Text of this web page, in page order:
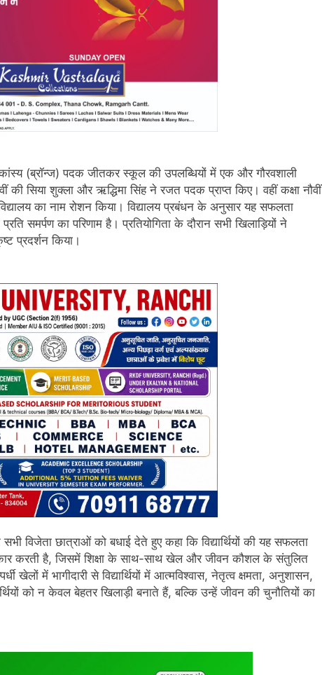
(ब्रॉन्ज) पदक जीतकर स्कूल की उपलब्धियों में एक और गौरवशाली
की सिया शुक्ला और ऋद्धिमा सिंह ने रजत पदक प्राप्त किए। वहीं कक्षा नौवीं
का नाम रोशन किया। विद्यालय प्रबंधन के अनुसार यह सफलता
समर्पण का परिणाम है। प्रतियोगिता के दौरान सभी खिलाड़ियों ने
प्रदर्शन किया।
सभी विजेता छात्राओं को बधाई देते हुए कहा कि विद्यार्थियों की यह सफलता
करती है, जिसमें शिक्षा के साथ-साथ खेल और जीवन कौशल के संतुलित
खेलों में भागीदारी से विद्यार्थियों में आत्मविश्वास, नेतृत्व क्षमता, अनुशासन,
को न केवल बेहतर खिलाड़ी बनाते हैं, बल्कि उन्हें जीवन की चुनौतियों का